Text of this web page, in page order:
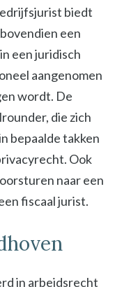
biedt
een
een juridisch
aangenomen
wordt. De
die zich
bepaalde takken
Ook
naar een
fiscaal jurist.
in arbeidsrecht